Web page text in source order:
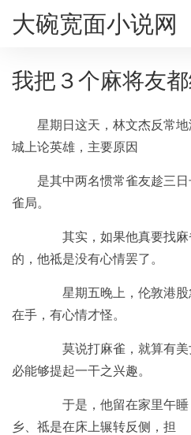
大碗宽面小说网
我把３个麻将友
星期日这天，林文杰反常
城上论英雄，主要原因
是其中两名惯常雀友趁三
雀局。
其实，如果他真要找麻
的，他祗是没有心情罢了。
星期五晚上，伦敦港股
在手，有心情才怪。
莫说打麻雀，就算有美
必能够提起一干之兴趣。
于是，他留在家里午睡
乡、祗是在床上辗转反侧，担